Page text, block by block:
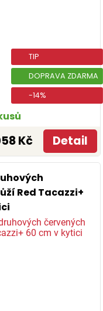
TIP
DOPRAVA ZDARMA
-14%
Kč Detail
Red Tacazzi+